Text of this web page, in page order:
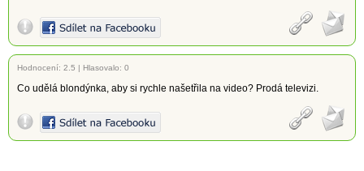
Hodnocení: 2.5 | Hlasovalo: 0
Co udělá blondýnka, aby si rychle našetřila na video? Prodá televizi.